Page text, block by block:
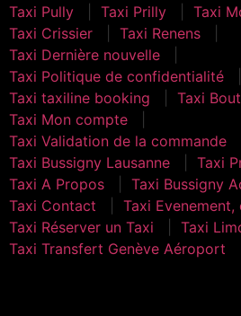
Taxi Pully
Taxi Prilly
Taxi
Taxi Crissier
Taxi Renens
Taxi Dernière nouvelle
Taxi Politique de confidentialité
Taxi taxiline booking
Taxi
Taxi Mon compte
Taxi Validation de la commande
Taxi Bussigny Lausanne
Taxi
Taxi A Propos
Taxi Bussigny
Taxi Contact
Taxi
Taxi Réserver un Taxi
Taxi
Taxi Transfert Genève Aéroport